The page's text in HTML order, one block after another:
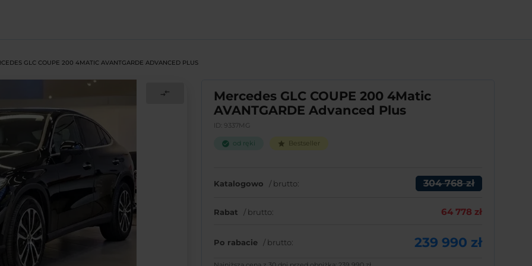
GLC COUPE 200 4MATIC AVANTGARDE ADVANCED PLUS
compare_arrows Mercedes GLC COUPE200 4Matic
AVANTGARDE Advanced Plus
ID: 9337MG
check_circle od ręki star Bestseller
Katalogowo / brutto: 304 768 zł
Rabat / brutto: 64 778 zł
Po rabacie / brutto: 239 990 zł